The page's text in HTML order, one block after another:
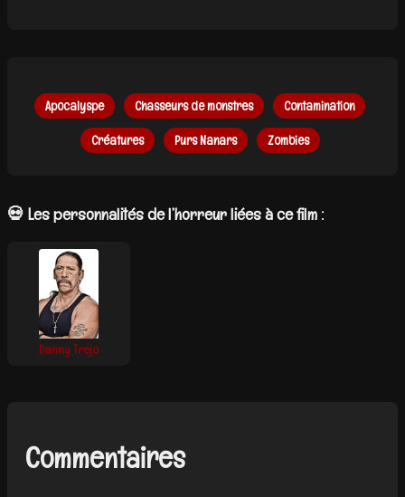
Apocalyspe Chasseurs de monstres Contamination
Créatures Purs Nanars Zombies
💀 Les personnalités de l’horreur liées à ce film :
Danny Trejo
Commentaires